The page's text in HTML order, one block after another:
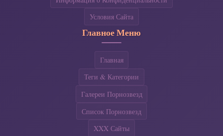
Условия Сайта
Главное Меню
Главная
Теги & Категории
Галереи Порнозвезд
Список Порнозвезд
XXX Сайты